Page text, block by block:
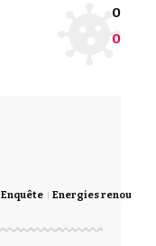
0
0
Enquête Energies